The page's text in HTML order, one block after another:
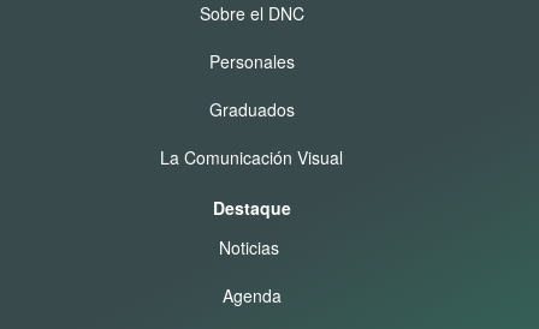
Sobre el DNC
Personales
Graduados
La Comunicación Visual
Destaque
Noticias
Agenda